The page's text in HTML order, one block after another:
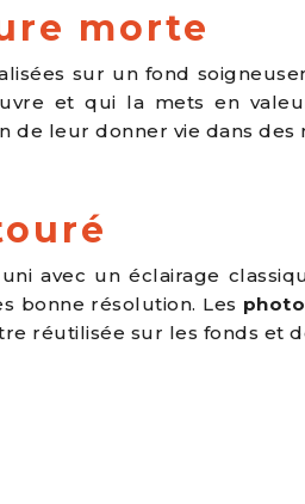
morte
sur un fond
et qui la mets en
leur donner vie dans des
avec un éclairage
bonne résolution. Les
réutilisée sur les fonds et